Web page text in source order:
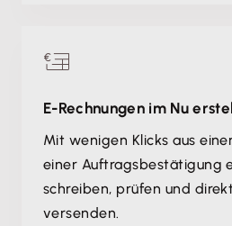
E-Rechnungen im Nu
Mit wenigen Klicks aus
einer Auftragsbestätigung
schreiben, prüfen und
versenden.